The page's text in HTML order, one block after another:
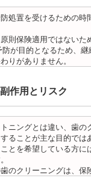
個人差があります。
数か月から数年経過す
能性があります。噛み
害の場合は、噛み合わ
肩こりを招く事があり
事を噛むときに痛みが出
あります。
失調症になることもあ
ますが子供にとって大
ります。装置装着後も
合ってください。
、首や肩のこり、強い
が悪化する場合があり
療をする場合と器具を
場合があります。
矯正装置の周りなど、
くい部分ができるため
くなります。間食を控
ラッシング、歯を清潔
。
基本的に虫歯や歯周病の
にこれらの治療を終わ
専門の歯科の場合は、
治療を行う必要もあり
圧に問題がある方が使
起こす場合があります
なかったり、熱いもの
口腔内を傷つけるリス
酔によって悪心、嘔吐
ともあります。
が悪化する場合があり
、矯正装置の周りなど、
にくい部分ができるため
くなります。間食を控
ッシング指導を歯科医
ラッシング、歯を清潔
。
煙者の方は、事前に生
となる場合があります。
術後すぐには違和感が
などが発生する場合が
多くについては一時的
で治まります。
工の歯根を埋め込み、
ントを埋め込む骨の厚み
らに期間を要すること
治療を受けると定期検
なければいけません。
虫歯になることはあり
メインテナンスが必要
うが多くあります。
しては、ポーセレンと
の密着度が、セラミッ
ミックとの場合に比べ
です。他にも、激しい
うしてもセラミックの
ク
ク
ック治療は、本数が多
多くあります。また、
奥歯には不向きです。
もあるため、歯ぎしりの
で保護する場合もあり
処置を受けるための時
則保険適用ではないた
防が目的となるため、
りがありません。
潟生命歯学部卒業
総合病院にて研修
て勤務
作用とリスク
トニングとは違い、歯の
ることが主な目的では
とを希望している方に
歯のクリーニングは、保